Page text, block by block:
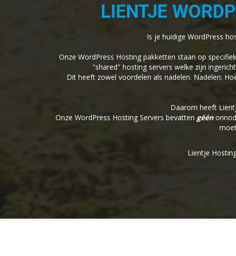
LIENTJE
Is je huidige WordPress
Onze WordPress Hosting pakketten staan op
"shared" hosting servers welke zijn
Dit heeft zowel voordelen als nadelen. Nadelen:
Daarom heeft
Onze WordPress Hosting Servers bevatten géén
Lientje